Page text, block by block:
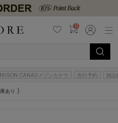
0
CANAUメゾンカナウ 先行予約 雑誌
あり )